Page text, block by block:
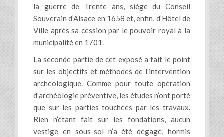
la guerre de Trente ans, siège du Conseil
Souverain d’Alsace en 1658 et, enfin, d’Hôtel de
Ville après sa cession par le pouvoir royal à la
municipalité en 1701.
La seconde partie de cet exposé a fait le point
sur les objectifs et méthodes de l’intervention
archéologique. Comme pour toute opération
d’archéologie préventive, les études n’ont porté
que sur les parties touchées par les travaux.
Rien n’étant fait sur les fondations, aucun
vestige en sous-sol n’a été dégagé, hormis